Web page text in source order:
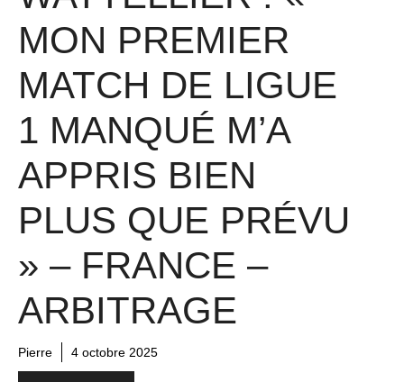
MON PREMIER
MATCH DE LIGUE
1 MANQUÉ M’A
APPRIS BIEN
PLUS QUE PRÉVU
» – FRANCE –
ARBITRAGE
Pierre 4 octobre 2025